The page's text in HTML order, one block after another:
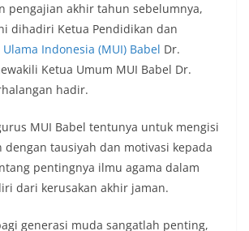
pengajian akhir tahun sebelumnya,
dihadiri Ketua Pendidikan dan
Indonesia (MUI) Babel Dr.
Ketua Umum MUI Babel Dr.
hadir.
MUI Babel tentunya untuk mengisi
dengan tausiyah dan motivasi kepada
pentingnya ilmu agama dalam
dari kerusakan akhir jaman.
generasi muda sangatlah penting,